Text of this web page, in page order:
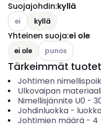
Suojajohdin:kyllä
Katso käytettävissä olevat
ei kyllä
Yhteinen suoja:ei ole
ei ole Katso
punos
Tärkeimmät
Johtimen
Ulkovaipan
Nimellisjännite U0 -
Johdinluokka-
Johtimien määrä- 4